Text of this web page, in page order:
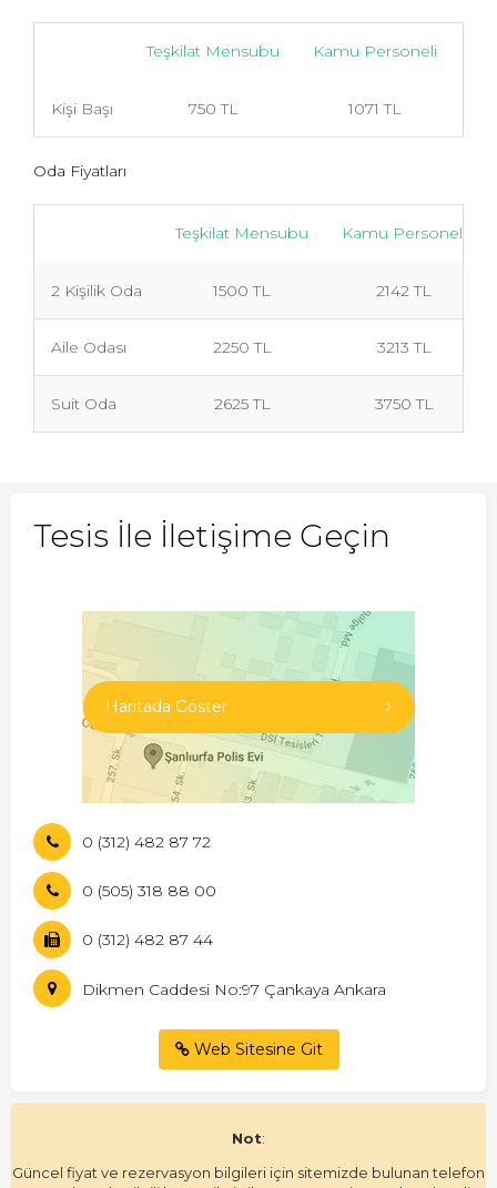
Teşkilat Mensubu Kamu Personeli
Kişi Başı 750 TL 1071 TL
Oda Fiyatları
Teşkilat Mensubu Kamu Personeli
2 Kişilik Oda 1500 TL 2142 TL
Aile Odası 2250 TL 3213 TL
Suit Oda 2625 TL 3750 TL
Tesis İle İletişime Geçin
Haritada Göster
0 (312) 482 87 72
0 (505) 318 88 00
0 (312) 482 87 44
Dikmen Caddesi No:97 Çankaya Ankara
Web Sitesine Git
Not:
Güncel fiyat ve rezervasyon bilgileri için sitemizde bulunan telefon